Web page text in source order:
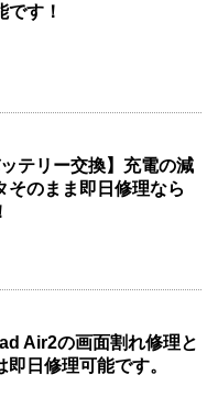
です！
テリー交換】充電の減
そのまま即日修理なら
Air2の画面割れ修理と
日修理可能です。